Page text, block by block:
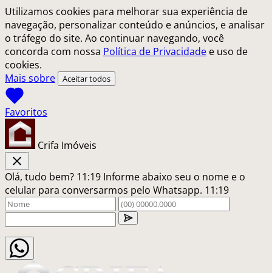
Utilizamos cookies para melhorar sua experiência de
navegação, personalizar conteúdo e anúncios, e analisar
o tráfego do site. Ao continuar navegando, você
concorda com nossa Política de Privacidade e uso de
cookies.
Mais sobre
Aceitar todos
Crifa Imóveis
Olá, tudo bem? 11:19 Informe abaixo seu o nome e o
celular para conversarmos pelo Whatsapp. 11:19